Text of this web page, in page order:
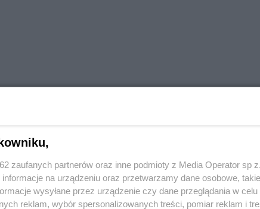
zaufanych partnerów oraz inne podmioty z Media Operator sp
na urządzeniu oraz przetwarzamy dane osobowe,
wysyłane przez urządzenie czy dane przeglądania w
reklam, wybór spersonalizowanych treści, pomiar reklam i